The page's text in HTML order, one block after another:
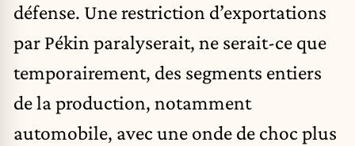
défense. Une restriction d’exportations
par Pékin paralyserait, ne serait-ce que
temporairement, des segments entiers
de la production, notamment
automobile, avec une onde de choc plus